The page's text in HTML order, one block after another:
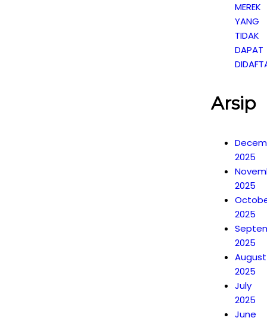
MEREK
YANG
TIDAK
DAPAT
Arsip
2025
2025
2025
2025
August
2025
July
2025
June